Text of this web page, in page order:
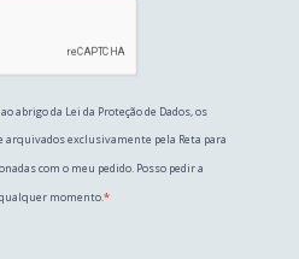
abrigo da Lei da Proteção de Dados, os
arquivados exclusivamente pela Reta para
com o meu pedido. Posso pedir a
momento.